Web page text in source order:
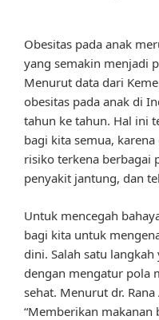
Obesitas pada anak
yang semakin menjadi
Menurut data dari
obesitas pada anak di
tahun ke tahun. Hal ini
bagi kita semua,
risiko terkena berbagai
penyakit jantung, dan
Untuk mencegah
bagi kita untuk
dini. Salah satu
dengan mengatur pola
sehat. Menurut dr.
“Memberikan makanan